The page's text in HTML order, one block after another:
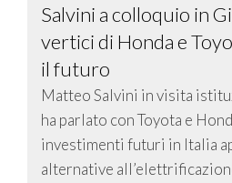
Salvini a colloquio in
vertici di Honda e
il futuro
Matteo Salvini in visita
ha parlato con Toyota e
investimenti futuri in Italia
alternative